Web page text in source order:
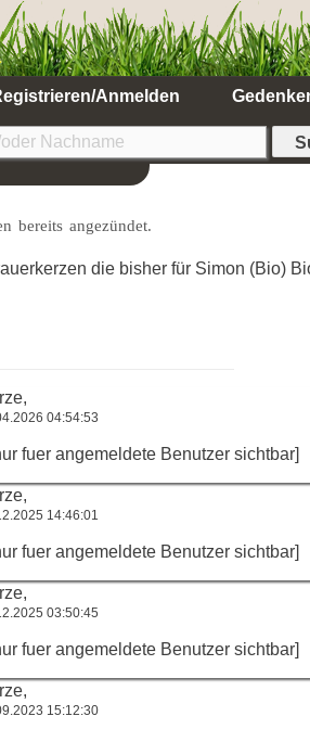
Anmelden
bereits angezündet.
die bisher für Simon (Bio)
04:54:53
fuer angemeldete Benutzer sichtbar]
14:46:01
fuer angemeldete Benutzer sichtbar]
03:50:45
fuer angemeldete Benutzer sichtbar]
15:12:30